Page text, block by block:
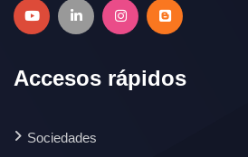
Accesos rápidos
Sociedades